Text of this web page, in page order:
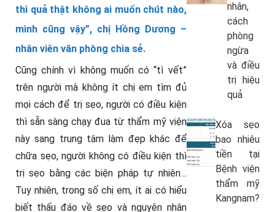
thì quả thật không ai muốn chút nào,
mình cũng vậy”, chị Hồng Dương –
nhân viên văn phòng chia sẻ.
Cũng chính vì không muốn có “tì vết”
trên người mà không ít chị em tìm đủ
mọi cách để trị sẹo, người có điều kiện
thì sẵn sàng chạy đua từ thẩm mỹ viện
này sang trung tâm làm đẹp khác để
chữa sẹo, người không có điều kiện thì
trị sẹo bằng các biện pháp tự nhiên…
Tuy nhiên, trong số chị em, ít ai có hiểu
biết thấu đáo về sẹo và nguyên nhân
nhân,
cách
phòng
ngừa
và điều
trị hiệu
quả
Xóa sẹo
bao nhiêu
tiền tại
Bệnh viện
thẩm mỹ
Kangnam?